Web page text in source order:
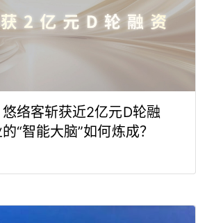
络客斩获近2亿元D轮融
“智能大脑”如何炼成？